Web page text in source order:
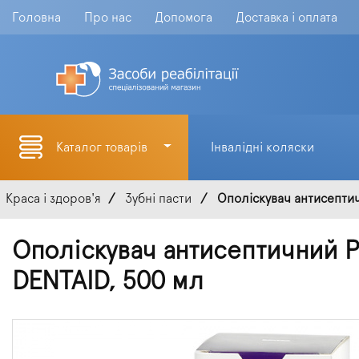
Головна Про нас Допомога Доставка і оплата
Каталог товарів Інвалідні коляски
Краса і здоров'я Зубні пасти Ополіскувач
Ополіскувач антисептичний
DENTAID, 500 мл